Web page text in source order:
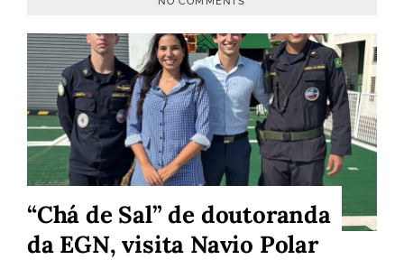
“Chá de Sal” de doutoranda
da EGN, visita Navio Polar